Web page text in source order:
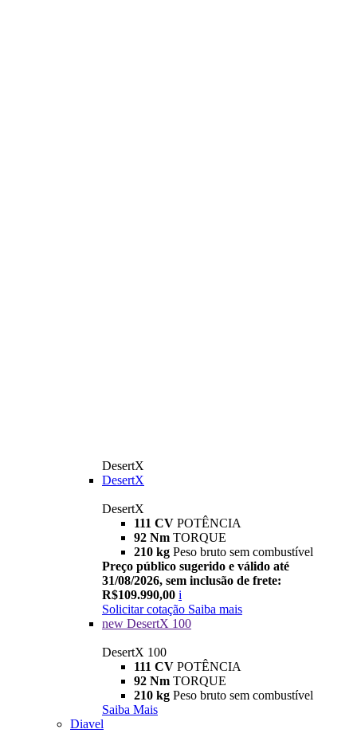
DesertX
DesertX
DesertX
111 CV POTÊNCIA
92 Nm TORQUE
210 kg Peso bruto sem combustível
Preço público sugerido e válido até
31/08/2026, sem inclusão de frete:
R$109.990,00 i
Solicitar cotação Saiba mais
new DesertX 100
DesertX 100
111 CV POTÊNCIA
92 Nm TORQUE
210 kg Peso bruto sem combustível
Saiba Mais
Diavel